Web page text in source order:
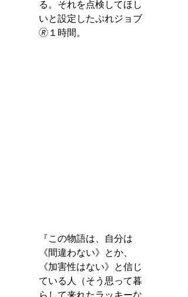
る。それを点検してほし
いと設定したぷれジョブ
🄬１時間。
『この物語は、自分は
《間違わない》とか、
《加害性はない》と信じ
ている人（そう思って暮
らして来れたラッキーな